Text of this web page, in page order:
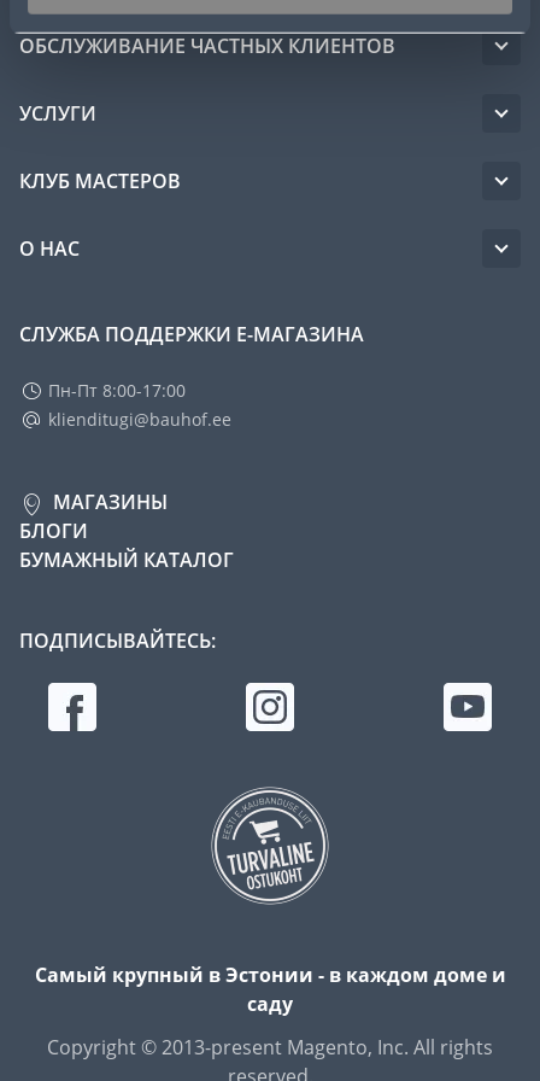
ОБСЛУЖИВАНИЕ ЧАСТНЫХ КЛИЕНТОВ
УСЛУГИ
КЛУБ МАСТЕРОВ
О НАС
СЛУЖБА ПОДДЕРЖКИ Е-МАГАЗИНА
Пн-Пт 8:00-17:00
klienditugi@bauhof.ee
МАГАЗИНЫ
БЛОГИ
БУМАЖНЫЙ КАТАЛОГ
ПОДПИСЫВАЙТЕСЬ:
Самый крупный в Эстонии - в каждом доме и
саду
Copyright © 2013-present Magento, Inc. All rights